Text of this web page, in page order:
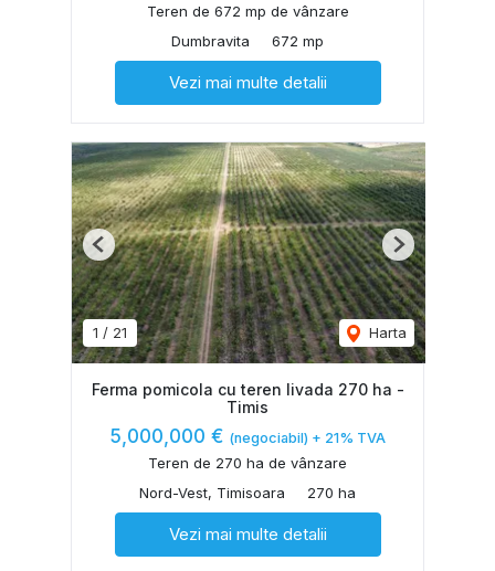
Teren de 672 mp de vânzare
Dumbravita
672 mp
Vezi mai multe detalii
1 / 21 Harta
Previous Next
Ferma pomicola cu teren livada 270 ha -
Timis
5,000,000 € (negociabil) + 21% TVA
Teren de 270 ha de vânzare
Nord-Vest, Timisoara
270 ha
Vezi mai multe detalii